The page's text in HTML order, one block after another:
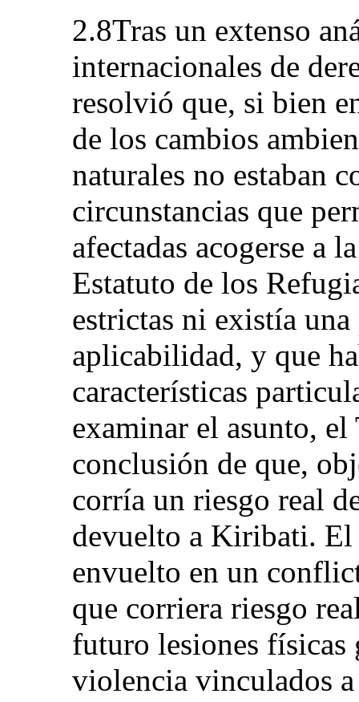
2.8Tras un extenso
internacionales de
resolvió que, si bien
de los cambios
naturales no estaban
circunstancias que
afectadas acogerse a
Estatuto de los
estrictas ni existía
aplicabilidad, y que
características
examinar el asunto,
conclusión de que,
corría un riesgo real
devuelto a Kiribati. El
envuelto en un
que corriera riesgo
futuro lesiones físicas
violencia vinculados